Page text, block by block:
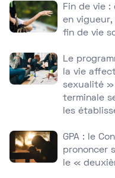
Fin de vie
en
fin de vie
Le
la vie
sexualité »
terminale
les
GPA : le
prononcer
le «